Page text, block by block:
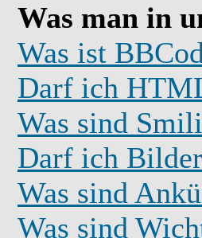
Was man in
Was ist
Darf ich
Was sind
Darf ich
Was sind
Was sind